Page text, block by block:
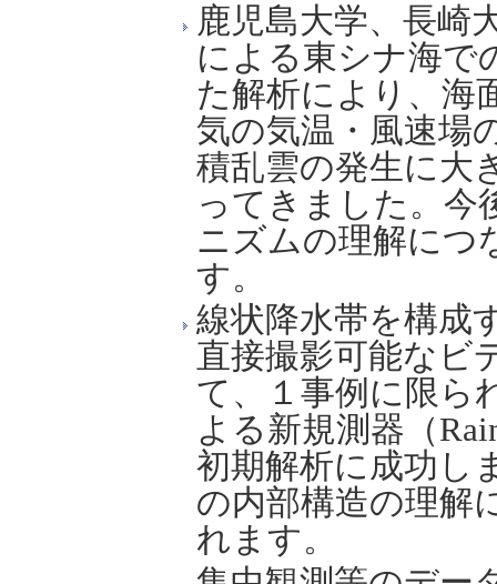
鹿児島大学、長崎
による東シナ海で
た解析により、海
気の気温・風速場
積乱雲の発生に大
ってきました。今
ニズムの理解につ
す。
線状降水帯を構成
直接撮影可能なビ
て、１事例に限ら
よる新規測器（
初期解析に成功し
の内部構造の理解
れます。